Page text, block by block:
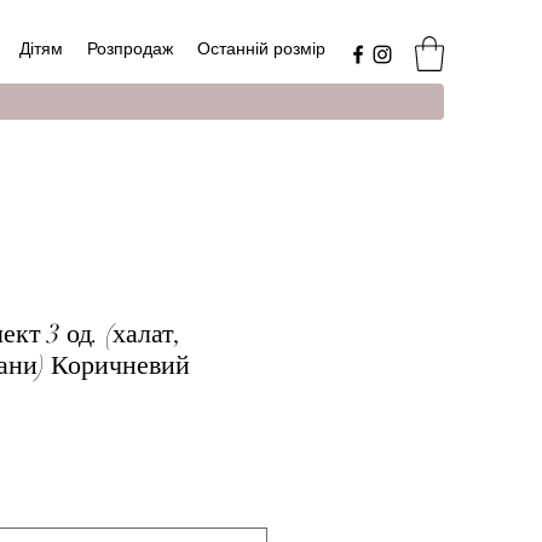
Дітям Розпродаж Останній розмір
3 од. (халат,
Коричневий